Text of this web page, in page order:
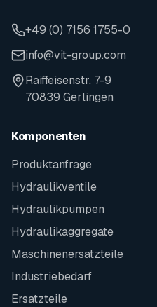
+49 (0) 7156 1755-0
info@vit-group.com
Raiffeisenstr. 7-9
70839 Gerlingen
Komponenten
Produktanfrage
Hydraulikventile
Hydraulikpumpen
Hydraulikaggregate
Maschinenersatzteile
Industriebedarf
Ersatzteile